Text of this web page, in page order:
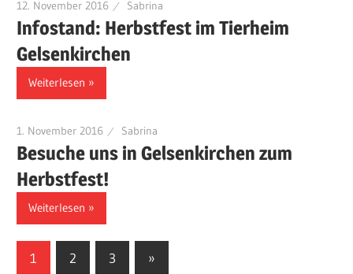
12. November 2016 Sabrina
Infostand: Herbstfest im Tierheim
Gelsenkirchen
Weiterlesen
1. November 2016 Sabrina
Besuche uns in Gelsenkirchen zum
Herbstfest!
Weiterlesen
1 2 3
Nächste
»